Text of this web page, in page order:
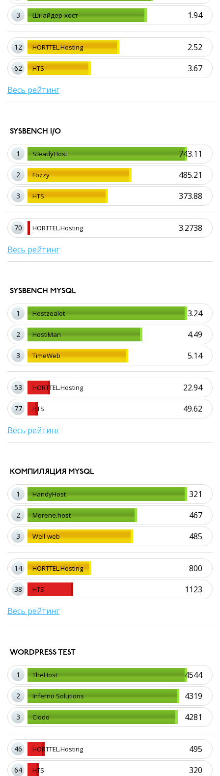
3 1.94
Шнайдер-хост
12 2.52
HORTTEL.Hosting
62 3.67
HTS
Весь рейтинг
SYSBENCH I/O
1 743.11
SteadyHost
2 485.21
Fozzy
3 373.88
HTS
70 3.2738
HORTTEL.Hosting
Весь рейтинг
SYSBENCH MYSQL
1 3.24
Hostzealot
2 4.49
HostiMan
3 5.14
TimeWeb
53 22.94
HORTTEL.Hosting
77 49.62
HTS
Весь рейтинг
КОМПИЛЯЦИЯ MYSQL
1 321
HandyHost
2 467
Morene.host
3 485
Well-web
14 800
HORTTEL.Hosting
38 1123
HTS
Весь рейтинг
WORDPRESS TEST
1 4544
TheHost
2 4319
Inferno Solutions
3 4281
Clodo
46 495
HORTTEL.Hosting
64 320
HTS